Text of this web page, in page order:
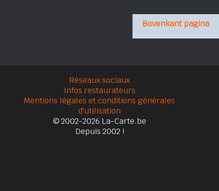
Bovenkant pagina
Réseaux sociaux
Infos restaurateurs
Mentions légales et conditions générales
d'utilisation
© 2002-2026 La-Carte.be
Depuis 2002 !